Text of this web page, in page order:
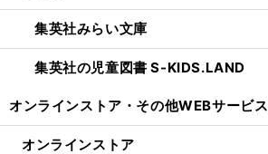
集英社みらい文庫
集英社の児童図書 S-KIDS.LAND
オンラインストア・ その他WEBサービス
オンラインストア